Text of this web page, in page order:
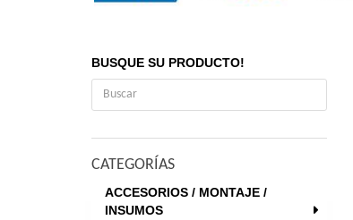
BUSQUE SU PRODUCTO!
CATEGORÍAS
ACCESORIOS / MONTAJE /
INSUMOS